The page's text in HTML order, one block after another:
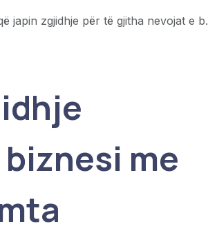
zgjidhje për të gjitha nevojat e biznesit tuaj
me